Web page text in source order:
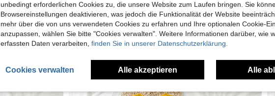
unbedingt erforderlichen Cookies zu, die unsere Website zum Laufen bringen. Sie
Browsereinstellungen deaktivieren, was jedoch die Funktionalität der Website
mehr über die von uns verwendeten Cookies zu erfahren und Ihre optionalen Cookie-
anzupassen, wählen Sie bitte "Cookies verwalten". Weitere Informationen darüber, wie
erfassten Daten verarbeiten, finden Sie in unserer Datenschutzerklärung.
Cookies verwalten Alle akzeptieren Alle